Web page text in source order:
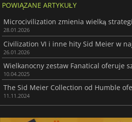
POWIĄZANE ARTYKUŁY
28.01.2026
26.01.2026
10.04.2025
11.11.2024